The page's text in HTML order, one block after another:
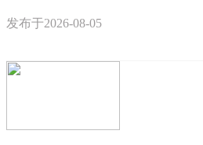
发布于2026-08-05